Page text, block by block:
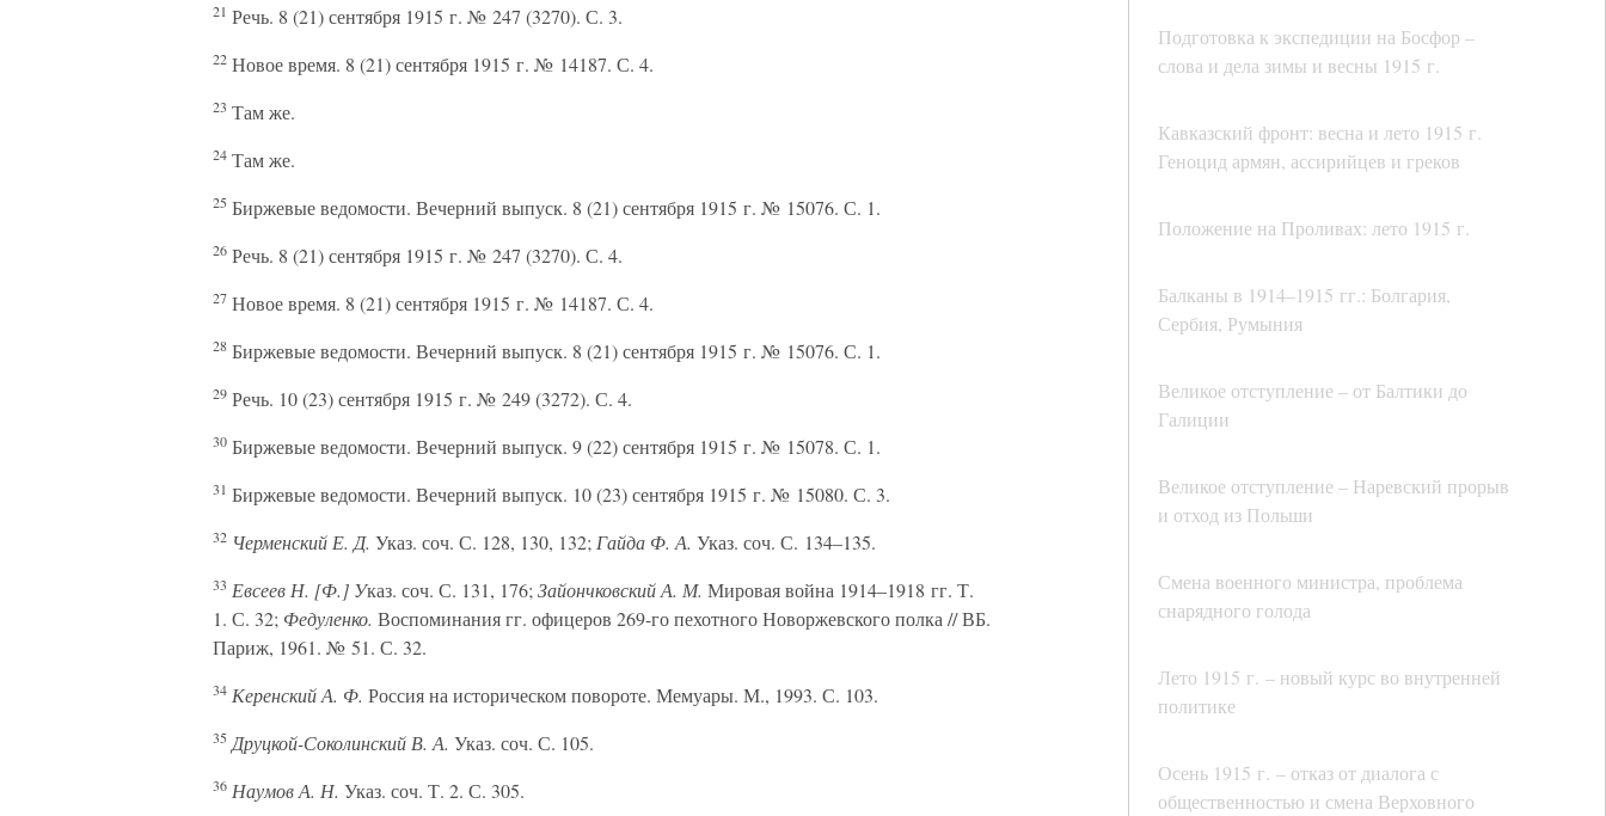
Подготовка к экспедиции на Босфор –
слова и дела зимы и весны 1915 г.
Кавказский фронт: весна и лето 1915 г.
Геноцид армян, ассирийцев и греков
Положение на Проливах: лето 1915 г.
Балканы в 1914–1915 гг.: Болгария,
Сербия, Румыния
Великое отступление – от Балтики до
Галиции
Великое отступление – Наревский прорыв
и отход из Польши
Смена военного министра, проблема
снарядного голода
Лето 1915 г. – новый курс во внутренней
политике
Осень 1915 г. – отказ от диалога с
общественностью и смена Верховного
21 Речь. 8 (21) сентября 1915 г. № 247 (3270). С. 3.
22 Новое время. 8 (21) сентября 1915 г. № 14187. С. 4.
23 Там же.
24 Там же.
25 Биржевые ведомости. Вечерний выпуск. 8 (21) сентября 1915 г. № 15076. С. 1.
26 Речь. 8 (21) сентября 1915 г. № 247 (3270). С. 4.
27 Новое время. 8 (21) сентября 1915 г. № 14187. С. 4.
28 Биржевые ведомости. Вечерний выпуск. 8 (21) сентября 1915 г. № 15076. С. 1.
29 Речь. 10 (23) сентября 1915 г. № 249 (3272). С. 4.
30 Биржевые ведомости. Вечерний выпуск. 9 (22) сентября 1915 г. № 15078. С. 1.
31 Биржевые ведомости. Вечерний выпуск. 10 (23) сентября 1915 г. № 15080. С. 3.
32 Черменский Е. Д. Указ. соч. С. 128, 130, 132; Гайда Ф. А. Указ. соч. С. 134–135.
33 Евсеев Н. [Ф.] Указ. соч. С. 131, 176; Зайончковский А. М. Мировая война 1914–1918 гг. Т.
1. С. 32; Федуленко. Воспоминания гг. офицеров 269-го пехотного Новоржевского полка // ВБ.
Париж, 1961. № 51. С. 32.
34 Керенский А. Ф. Россия на историческом повороте. Мемуары. М., 1993. С. 103.
35 Друцкой-Соколинский В. А. Указ. соч. С. 105.
36 Наумов А. Н. Указ. соч. Т. 2. С. 305.